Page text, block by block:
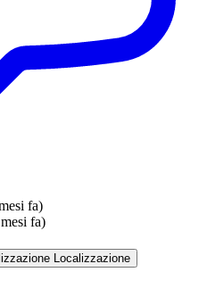
fa)
fa)
Localizzazione